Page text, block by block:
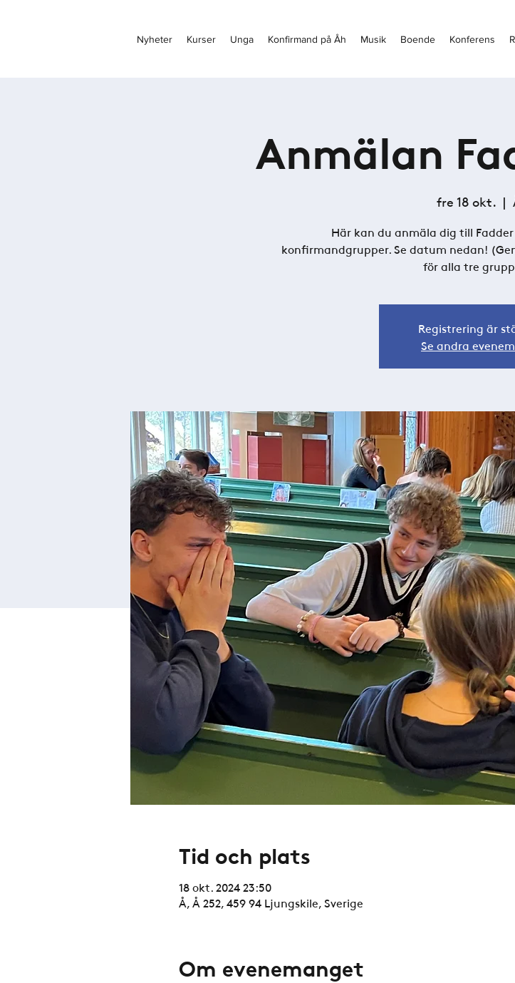
Nyheter Kurser Unga Konfirmand på Åh Musik Boende Konferens
Anmälan
fre 18 okt.
  |
Här kan du anmäla dig till
konfirmandgrupper. Se datum nedan!
för alla tre
Registrering är
Se andra
Tid och plats
18 okt. 2024 23:50
Å, Å 252, 459 94 Ljungskile, Sverige
Om evenemanget